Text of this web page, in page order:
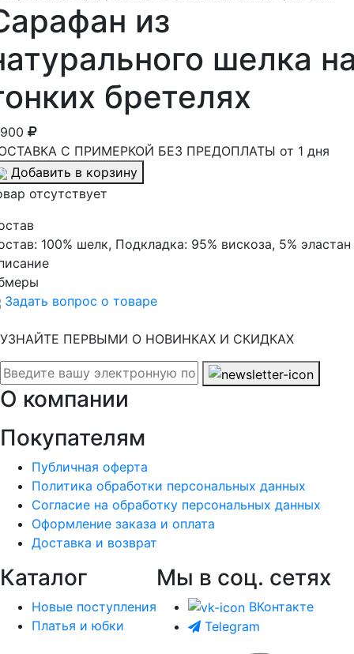
из
шелка
бретелях
С ПРИМЕРКОЙ БЕЗ ПРЕДОПЛАТЫ от 1 дня
Добавить в корзину
отсутствует
100% шелк, Подкладка: 95% вискоза, 5% эластан
Задать вопрос о товаре
УЗНАЙТЕ ПЕРВЫМИ О НОВИНКАХ И СКИДКАХ
О компании
Покупателям
Публичная оферта
Политика обработки персональных данных
Согласие на обработку персональных данных
Оформление заказа и оплата
Доставка и возврат
Каталог
Новые поступления
Платья и юбки
Мы в соц. сетях
ВКонтакте
Telegram